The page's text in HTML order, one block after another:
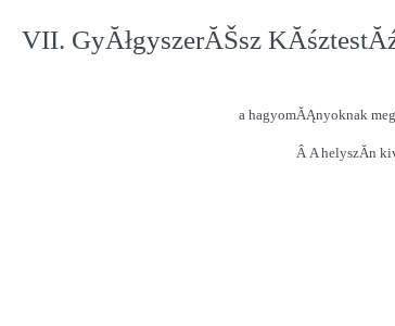
VII. GyĂłgyszerĂŠsz
a hagyomĂĄnyoknak
Â A helyszĂ­n